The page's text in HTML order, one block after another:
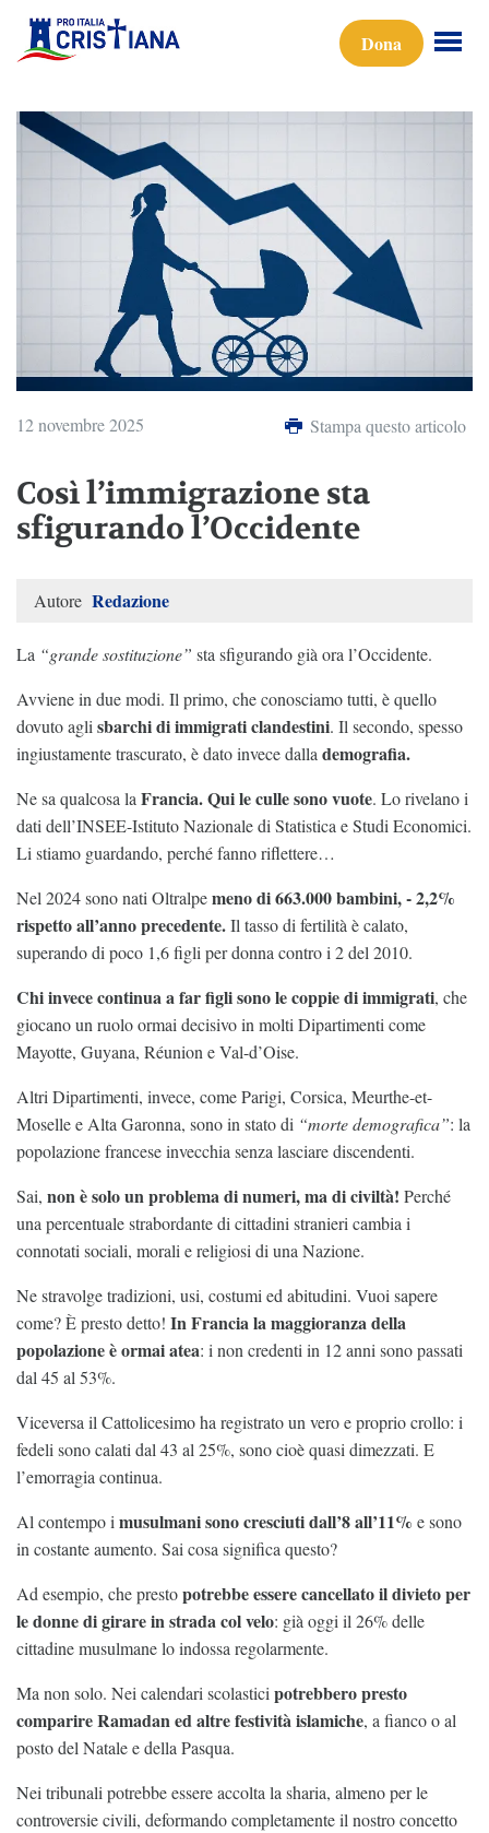
Dona
12 novembre 2025 Stampa questo articolo
Così l’immigrazione sta
sfigurando l’Occidente
Autore Redazione
La “grande sostituzione” sta sfigurando già ora l’Occidente.
Avviene in due modi. Il primo, che conosciamo tutti, è quello
dovuto aglisbarchi di immigrati clandestini. Il secondo, spesso
ingiustamente trascurato, è dato invece dallademografia.
Ne sa qualcosa laFrancia. Qui le culle sono vuote. Lo rivelano i
dati dell’INSEE-Istituto Nazionale di Statistica e Studi Economici.
Li stiamo guardando, perché fanno riflettere…
Nel 2024 sono nati Oltralpemeno di 663.000 bambini, - 2,2%
rispetto all’anno precedente.Il tasso di fertilità è calato,
superando di poco 1,6 figli per donna contro i 2 del 2010.
Chi invece continua a far figli sono le coppie di immigrati, che
giocano un ruolo ormai decisivo in molti Dipartimenti come
Mayotte, Guyana, Réunion e Val-d’Oise.
Altri Dipartimenti, invece, come Parigi, Corsica, Meurthe-et-
Moselle e Alta Garonna, sono in stato di “morte demografica”: la
popolazione francese invecchia senza lasciare discendenti.
Sai, non è solo un problema di numeri, ma di civiltà! Perché
una percentuale strabordante di cittadini stranieri cambia i
connotati sociali, morali e religiosi di una Nazione.
Ne stravolge tradizioni, usi, costumi ed abitudini. Vuoi sapere
come? È presto detto! In Francia la maggioranza della
popolazione è ormai atea: i non credenti in 12 anni sono passati
dal 45 al 53%.
Viceversa il Cattolicesimo ha registrato un vero e proprio crollo: i
fedeli sono calati dal 43 al 25%, sono cioè quasi dimezzati. E
l’emorragia continua.
Al contempo imusulmani sono cresciuti dall’8 all’11% e sono
in costante aumento. Sai cosa significa questo?
Ad esempio, che prestopotrebbe essere cancellato il divieto per
le donne di girare in strada col velo: già oggi il 26% delle
cittadine musulmane lo indossa regolarmente.
Ma non solo. Nei calendari scolasticipotrebbero presto
comparire Ramadan ed altre festività islamiche, a fianco o al
posto del Natale e della Pasqua.
Nei tribunali potrebbe essere accolta la sharia, almeno per le
controversie civili, deformando completamente il nostro concetto